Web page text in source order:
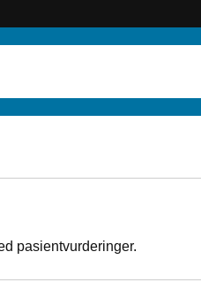
pasientvurderinger.